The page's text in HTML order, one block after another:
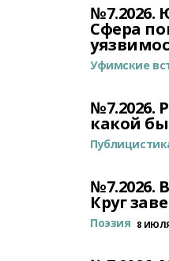
№7.2026.
Сфера
Уфимские
№7.2026.
какой
№7.2026.
Круг
Поэзия 8 ИЮЛЯ